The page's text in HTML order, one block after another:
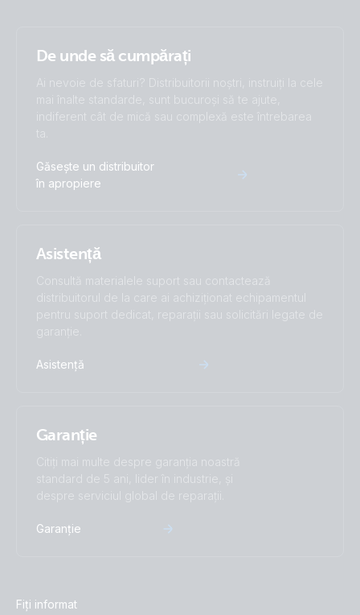
De unde să cumpărați
Ai nevoie de sfaturi? Distribuitorii noștri, instruiți la cele
mai înalte standarde, sunt bucuroși să te ajute,
indiferent cât de mică sau complexă este întrebarea
ta.
Găsește un distribuitor
în apropiere
Asistență
Consultă materialele suport sau contactează
distribuitorul de la care ai achiziționat echipamentul
pentru suport dedicat, reparații sau solicitări legate de
garanție.
Asistență
Garanție
Citiți mai multe despre garanția noastră
standard de 5 ani, lider în industrie, și
despre serviciul global de reparații.
Garanție
Fiți informat